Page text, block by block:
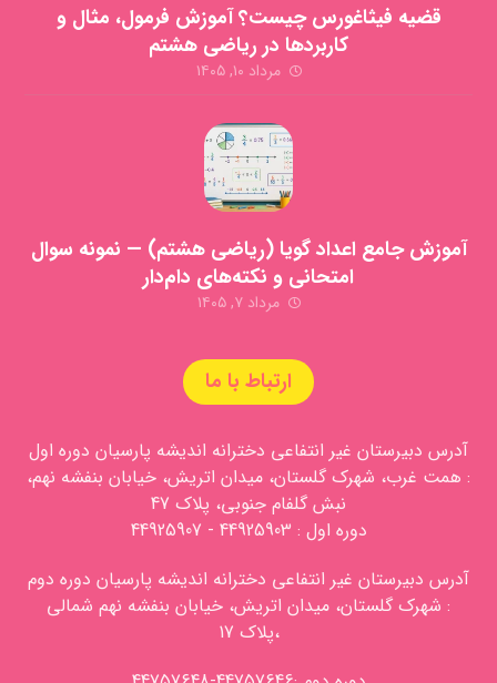
قضیه فیثاغورس چیست؟ آموزش فرمول، مثال و
کاربردها در ریاضی هشتم
مرداد ۱۰, ۱۴۰۵
آموزش جامع اعداد گویا (ریاضی هشتم) — نمونه سوال
امتحانی و نکته‌های دام‌دار
مرداد ۷, ۱۴۰۵
ارتباط با ما
آدرس دبیرستان غیر انتفاعی دخترانه اندیشه پارسیان دوره اول
: همت غرب، شهرک گلستان، میدان اتریش، خیابان بنفشه نهم،
نبش گلفام جنوبی، پلاک 47
دوره اول : 44925903 - 44925907
آدرس دبیرستان غیر انتفاعی دخترانه اندیشه پارسیان دوره دوم
: شهرک گلستان، میدان اتریش، خیابان بنفشه نهم شمالی
،پلاک 17